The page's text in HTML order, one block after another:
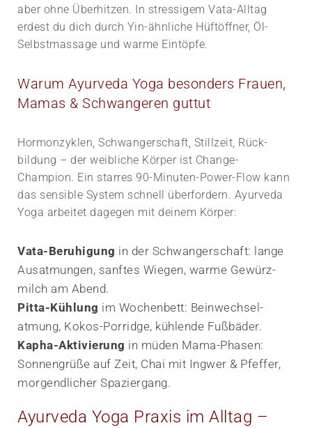
n
aber ohne Überhitzen. In stressigem Vata-Alltag
erdest du dich durch Yin-ähnliche Hüft­öffner, Öl-
Selbstmassage und warme Eintöpfe.
Warum Ayurveda Yoga besonders Frauen,
Mamas & Schwangeren guttut
Hormon­zyklen, Schwangerschaft, Stillzeit, Rück­
bildung – der weibliche Körper ist Change-
Champion. Ein starres 90-Minuten-Power-Flow kann
das sensible System schnell überfordern. Ayurveda
Yoga arbeitet dagegen mit deinem Körper:
Vata-Beruhigung in der Schwangerschaft: lange
Ausatmungen, sanftes Wiegen, warme Gewürz­
milch am Abend.
Pitta-Kühlung im Wochenbett: Bein­wechsel­
atmung, Kokos-Porridge, kühlende Fuß­bäder.
Kapha-Aktivierung in müden Mama-Phasen:
Sonnengrüße auf Zeit, Chai mit Ingwer & Pfeffer,
morgendlicher Spaziergang.
Ayurveda Yoga Praxis im Alltag –